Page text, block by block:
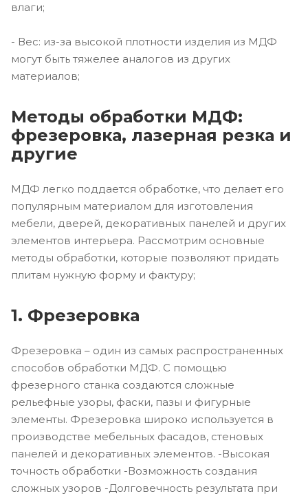
влаги;
- Вес: из-за высокой плотности изделия из МДФ
могут быть тяжелее аналогов из других
материалов;
Методы обработки МДФ:
фрезеровка, лазерная резка и
другие
МДФ легко поддается обработке, что делает его
популярным материалом для изготовления
мебели, дверей, декоративных панелей и других
элементов интерьера. Рассмотрим основные
методы обработки, которые позволяют придать
плитам нужную форму и фактуру;
1. Фрезеровка
Фрезеровка – один из самых распространенных
способов обработки МДФ. С помощью
фрезерного станка создаются сложные
рельефные узоры, фаски, пазы и фигурные
элементы. Фрезеровка широко используется в
производстве мебельных фасадов, стеновых
панелей и декоративных элементов. -Высокая
точность обработки -Возможность создания
сложных узоров -Долговечность результата при